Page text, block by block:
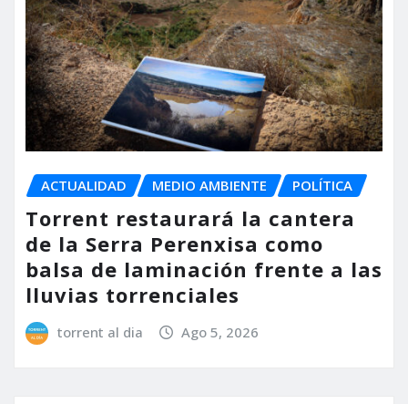
ACTUALIDAD MEDIO AMBIENTE POLÍTICA
Torrent restaurará la cantera
de la Serra Perenxisa como
balsa de laminación frente a las
lluvias torrenciales
torrent al dia Ago 5, 2026